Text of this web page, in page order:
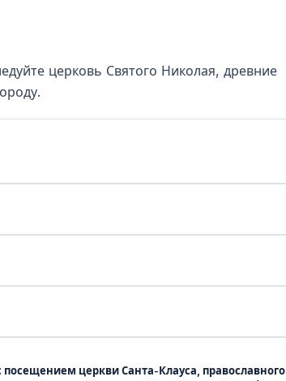
церковь Святого Николая, древние
церкви Санта-Клауса, православного